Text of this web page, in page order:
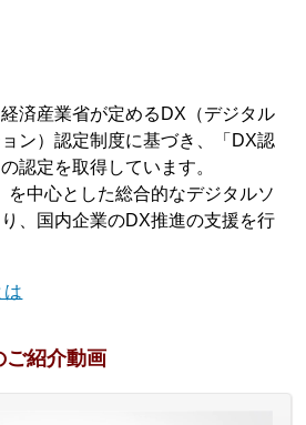
済産業省が定めるDX（デジタル
ン）認定制度に基づき、「DX認
認定を取得しています。
を中心とした総合的なデジタルソ
、国内企業のDX推進の支援を行
は
ご紹介動画